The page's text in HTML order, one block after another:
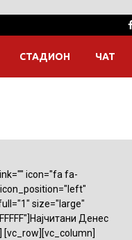
СТАДИОН ЧАТ
icon="fa fa-
size="large"
Денес
[vc_row][vc_column]